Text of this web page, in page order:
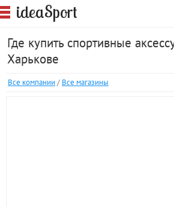
ideaSport
Где купить спортивные
Харькове
Все компании / Все магазины